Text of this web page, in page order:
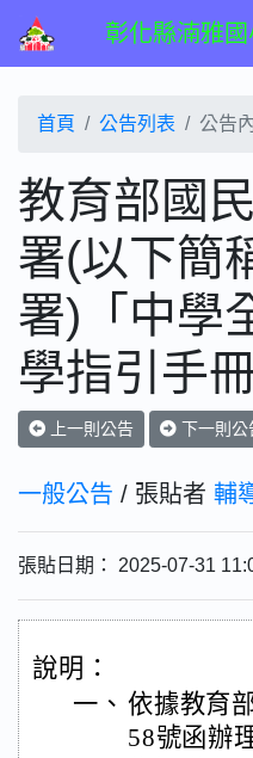
彰化縣湳雅
首頁 公告列表 公告
教育部國
署(以下簡
署)「中學
學指引手冊
上一則公告 下一則公
一般公告 / 張貼者 輔
張貼日期： 2025-07-31
說明：
一、 依據教育
58號函辦